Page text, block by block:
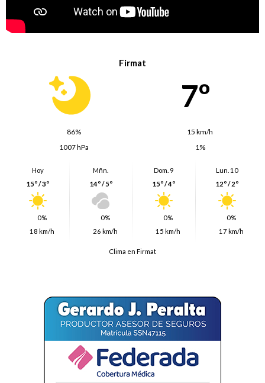
Firmat
7º
86%
15 km/h
1007 hPa
1%
Hoy
15º / 3º
0%
18 km/h
Mñn.
14º / 5º
0%
26 km/h
Dom. 9
15º / 4º
0%
15 km/h
Lun. 10
12º / 2º
0%
17 km/h
Clima en Firmat